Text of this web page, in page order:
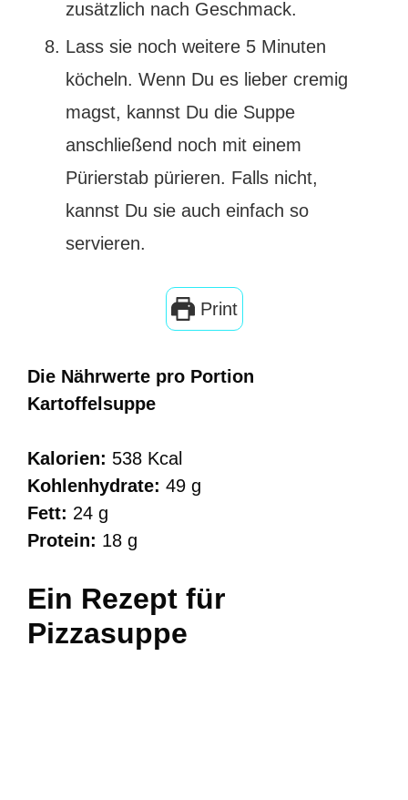
zusätzlich nach Geschmack.
Lass sie noch weitere 5 Minuten
köcheln. Wenn Du es lieber cremig
magst, kannst Du die Suppe
anschließend noch mit einem
Pürierstab pürieren. Falls nicht,
kannst Du sie auch einfach so
servieren.
Print
Die Nährwerte pro Portion
Kartoffelsuppe
Kalorien: 538 Kcal
Kohlenhydrate: 49 g
Fett: 24 g
Protein: 18 g
Ein Rezept für
Pizzasuppe